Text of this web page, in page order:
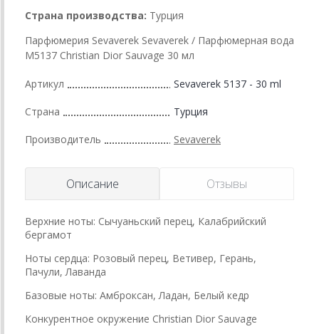
Страна производства: Турция
Парфюмерия Sevaverek Sevaverek / Парфюмерная вода
M5137 Christian Dior Sauvage 30 мл
Артикул Sevaverek 5137 - 30 ml
Страна Турция
Производитель Sevaverek
Описание Отзывы
Верхние ноты: Сычуаньский перец, Калабрийский
бергамот
Ноты сердца: Розовый перец, Ветивер, Герань,
Пачули, Лаванда
Базовые ноты: Амброксан, Ладан, Белый кедр
Конкурентное окружение Christian Dior Sauvage